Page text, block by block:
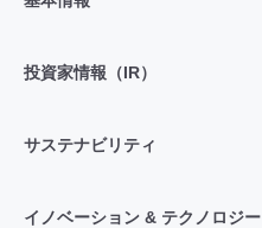
投資家情報（IR）
サステナビリティ
イノベーション & テクノロジー